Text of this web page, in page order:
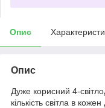
Опис
Опис
Дуже корисний 4-
кількість світла в кожен